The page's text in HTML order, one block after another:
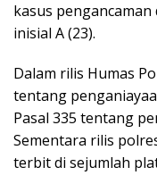
kasus
inisial A (23).
Dalam rilis Humas
tentang
Pasal 335 tentang
Sementara rilis
terbit di sejumlah